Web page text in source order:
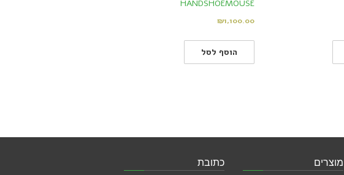
HANDSHOEMOUSE
₪1,100.00
הוסף לסל
מוצרים כתובת